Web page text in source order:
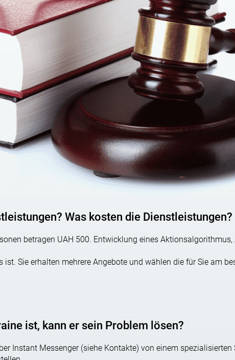
vor, dass für den Bau eines Hauses Bürger der Ukraine Haben
Grundstück;
individuellen Hüttenbau;
eines Mehrfamilienhauses, Nebengebäude und
auskommt, kann er auch ein Grundstück für den
das auf Grundstücken errichtet wurde, die zu
als das Recht auf freie Privatisierung von Land in
Was kosten die Dienstleistungen?
betragen UAH 500. Entwicklung eines
ist. Sie erhalten mehrere Angebote und wählen die für Sie am
ist, kann er sein Problem lösen?
Instant Messenger (siehe Kontakte) von einem